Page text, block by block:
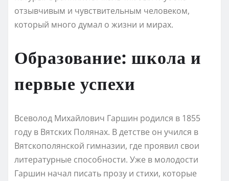
отзывчивым и чувствительным человеком,
который много думал о жизни и мирах.
Образование: школа и
первые успехи
Всеволод Михайлович Гаршин родился в 1855
году в Вятских Полянах. В детстве он учился в
Вятскополянской гимназии, где проявил свои
литературные способности. Уже в молодости
Гаршин начал писать прозу и стихи, которые